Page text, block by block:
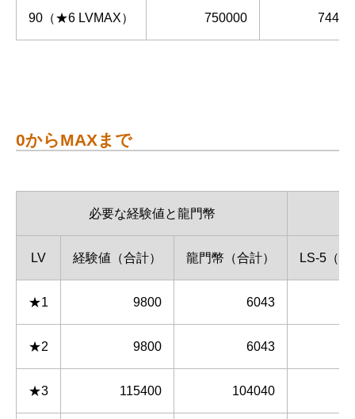
90（★6 LVMAX） 750000
0からMAXまで
必要な経験値と龍門幣
LV 経験値（合計） 龍門幣（合計） LS-5（
★1 9800 6043
★2 9800 6043
★3 115400 104040